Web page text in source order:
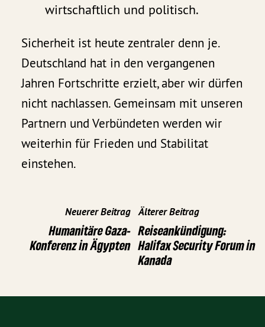
wirtschaftlich und politisch.
Sicherheit ist heute zentraler denn je.
Deutschland hat in den vergangenen
Jahren Fortschritte erzielt, aber wir dürfen
nicht nachlassen. Gemeinsam mit unseren
Partnern und Verbündeten werden wir
weiterhin für Frieden und Stabilitat
einstehen.
Neuerer Beitrag
Humanitäre Gaza-
Konferenz in Ägypten
Älterer Beitrag
Reiseankündigung:
Halifax Security Forum in
Kanada